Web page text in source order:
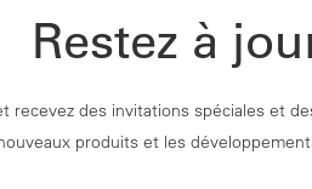
Restez à
recevez des invitations spéciales et
produits et les